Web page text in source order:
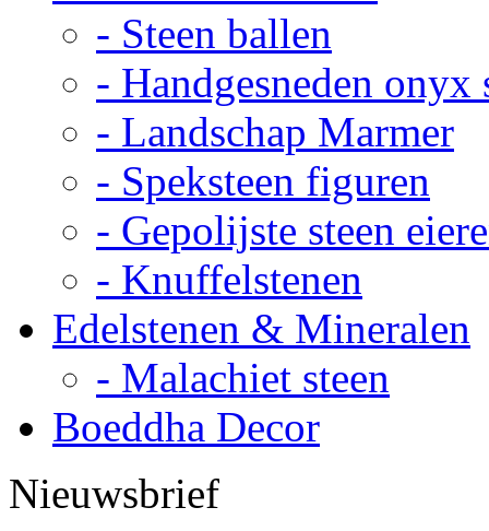
- Steen ballen
- Handgesneden onyx
- Landschap Marmer
- Speksteen figuren
- Gepolijste steen
- Knuffelstenen
Edelstenen & Mineralen
- Malachiet steen
Boeddha Decor
Nieuwsbrief